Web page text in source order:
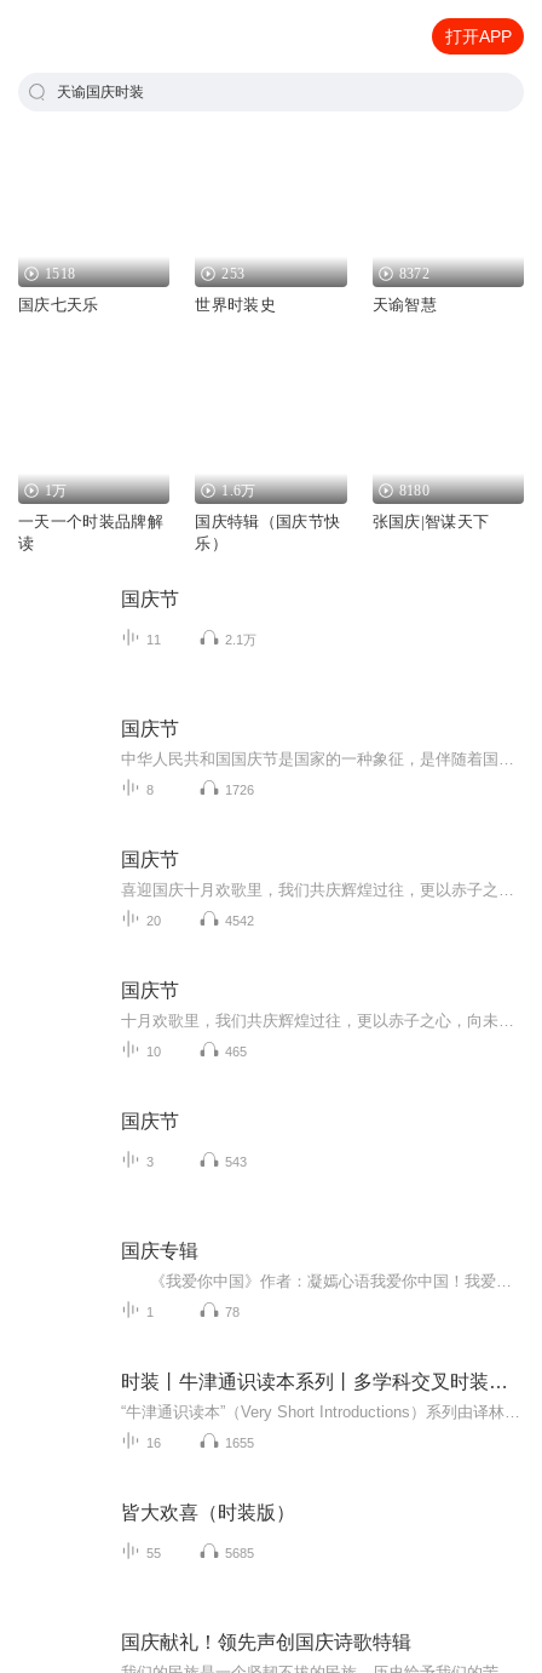
打开APP
天谕国庆时装
1518
国庆七天乐
253
世界时装史
8372
天谕智慧
1万
一天一个时装品牌解
读
1.6万
国庆特辑（国庆节快
乐）
8180
张国庆|智谋天下
国庆节
11 2.1万
国庆节
8 1726
国庆节
20 4542
国庆节
10 465
国庆节
3 543
国庆专辑
1 78
时装丨牛津通识读本系列丨多学科交叉时装探讨
16 1655
皆大欢喜（时装版）
55 5685
国庆献礼！领先声创国庆诗歌特辑